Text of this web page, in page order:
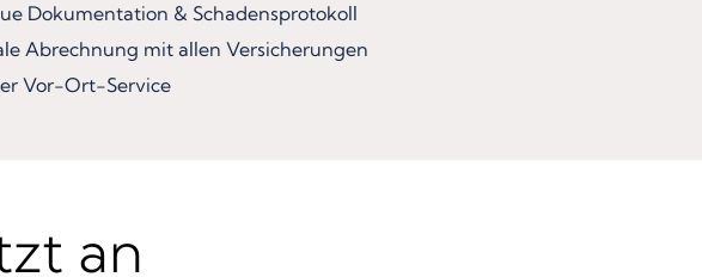
Dokumentation & Schadensprotokoll
Abrechnung mit allen Versicherungen
Vor-Ort-Service
an